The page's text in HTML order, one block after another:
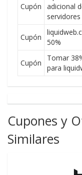
Cupón
adicional
Cupón
50%
Cupón
Tomar
para
Cupones y
Similares